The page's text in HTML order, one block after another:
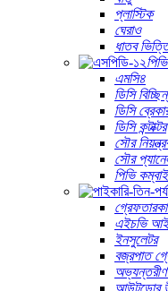
প্লাস্টিক
ঘেরাও
ধাতব
এমসি৪
ডিসি
ডিসি
ডিসি কন্টাক্টর
সৌর
সৌর
পিভি
এইচভি
ইনসুলেটর
বজ্রপাত
অভ্যন্তরীণ
আউটডোর